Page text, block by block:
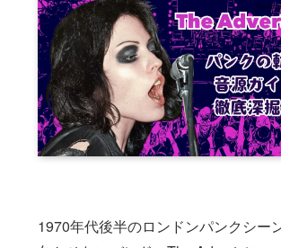
1970年代後半のロンドンパンクシー